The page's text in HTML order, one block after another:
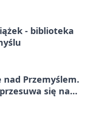
- biblioteka
nad Przemyślem.
się na